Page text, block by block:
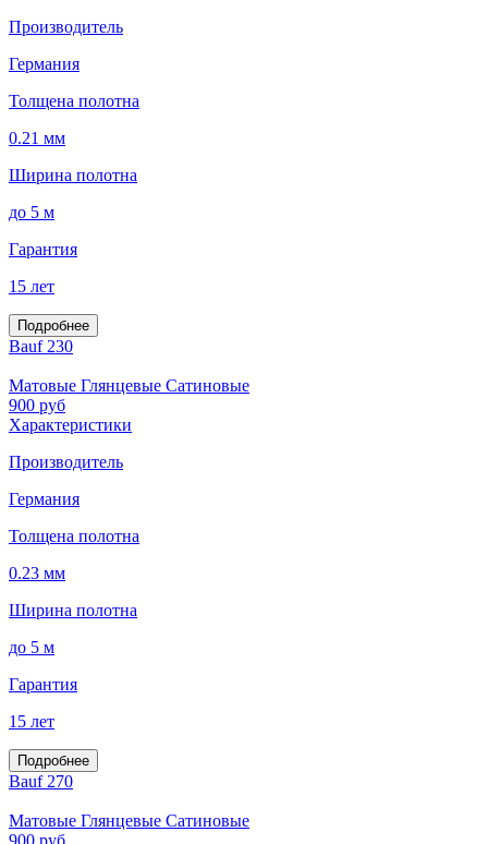
Производитель
Германия
Толщена полотна
0.21 мм
Ширина полотна
до 5 м
Гарантия
15 лет
Подробнее
Bauf 230
Матовые Глянцевые Сатиновые
900 руб
Характеристики
Производитель
Германия
Толщена полотна
0.23 мм
Ширина полотна
до 5 м
Гарантия
15 лет
Подробнее
Bauf 270
Матовые Глянцевые Сатиновые
900 руб